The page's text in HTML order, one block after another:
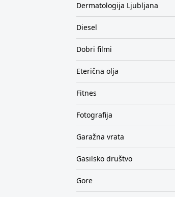
Dermatologija Ljubljana
Diesel
Dobri filmi
Eterična olja
Fitnes
Fotografija
Garažna vrata
Gasilsko društvo
Gore